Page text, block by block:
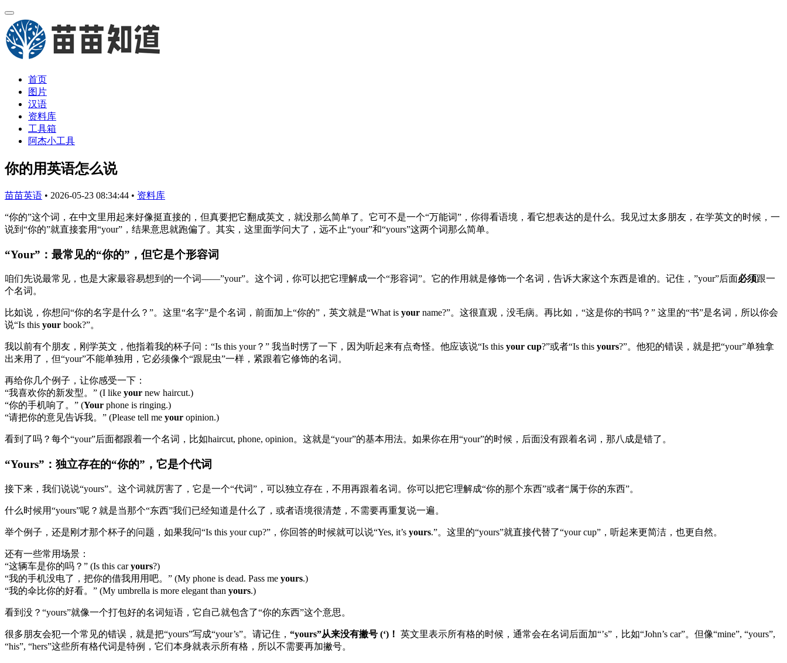
首页
图片
汉语
资料库
工具箱
阿杰小工具
你的用英语怎么说
苗苗英语 • 2026-05-23 08:34:44 • 资料库
“你的”这个词，在中文里用起来好像挺直接的，但真要把它翻成英文，就没那么简单了。它可不是一个“万能词”，你得看语境，看它想表达的是什么。我见过太多朋友，在学英文的时候，一
说到“你的”就直接套用“your”，结果意思就跑偏了。其实，这里面学问大了，远不止“your”和“yours”这两个词那么简单。
“Your”：最常见的“你的”，但它是个形容词
咱们先说最常见，也是大家最容易想到的一个词——”your”。这个词，你可以把它理解成一个“形容词”。它的作用就是修饰一个名词，告诉大家这个东西是谁的。记住，”your”后面必须跟一
个名词。
比如说，你想问“你的名字是什么？”。这里“名字”是个名词，前面加上“你的”，英文就是“What is your name?”。这很直观，没毛病。再比如，“这是你的书吗？” 这里的“书”是名词，所以你会
说“Is this your book?”。
我以前有个朋友，刚学英文，他指着我的杯子问：“Is this your？” 我当时愣了一下，因为听起来有点奇怪。他应该说“Is this your cup?”或者“Is this yours?”。他犯的错误，就是把“your”单独拿
出来用了，但“your”不能单独用，它必须像个“跟屁虫”一样，紧跟着它修饰的名词。
再给你几个例子，让你感受一下：
“我喜欢你的新发型。” (I like your new haircut.)
“你的手机响了。” (Your phone is ringing.)
“请把你的意见告诉我。” (Please tell me your opinion.)
看到了吗？每个“your”后面都跟着一个名词，比如haircut, phone, opinion。这就是“your”的基本用法。如果你在用“your”的时候，后面没有跟着名词，那八成是错了。
“Yours”：独立存在的“你的”，它是个代词
接下来，我们说说“yours”。这个词就厉害了，它是一个“代词”，可以独立存在，不用再跟着名词。你可以把它理解成“你的那个东西”或者“属于你的东西”。
什么时候用“yours”呢？就是当那个“东西”我们已经知道是什么了，或者语境很清楚，不需要再重复说一遍。
举个例子，还是刚才那个杯子的问题，如果我问“Is this your cup?”，你回答的时候就可以说“Yes, it’s yours.”。这里的“yours”就直接代替了“your cup”，听起来更简洁，也更自然。
还有一些常用场景：
“这辆车是你的吗？” (Is this caryours?)
“我的手机没电了，把你的借我用用吧。” (My phone is dead. Pass me yours.)
“我的伞比你的好看。” (My umbrella is more elegant than yours.)
看到没？“yours”就像一个打包好的名词短语，它自己就包含了“你的东西”这个意思。
很多朋友会犯一个常见的错误，就是把“yours”写成“your’s”。请记住， “yours”从来没有撇号 (‘)！ 英文里表示所有格的时候，通常会在名词后面加“’s”，比如“John’s car”。但像“mine”, “yours”,
“his”, “hers”这些所有格代词是特例，它们本身就表示所有格，所以不需要再加撇号。